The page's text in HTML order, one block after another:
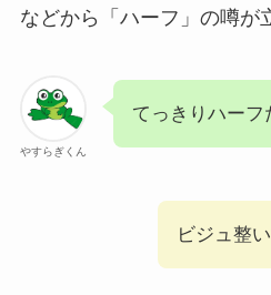
などから「ハーフ」の噂が
やすらぎくん
てっきりハーフ
ビジュ整